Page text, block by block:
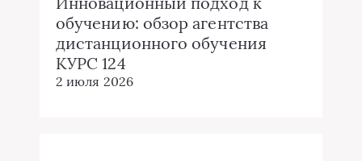
обучению: обзор агентства
дистанционного обучения
КУРС 124
2 июля 2026